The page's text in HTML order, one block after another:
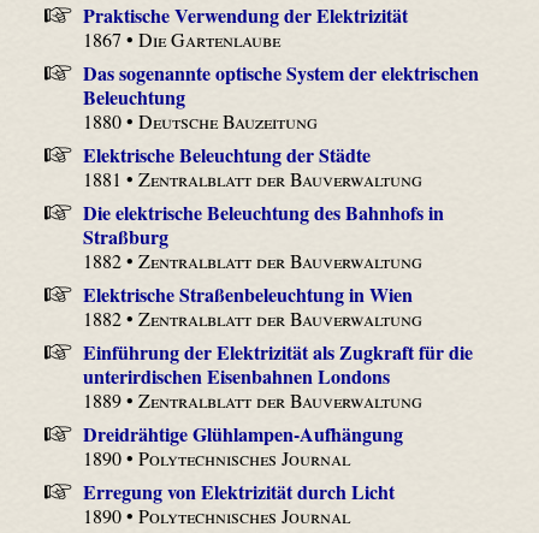
Praktische Verwendung der Elektrizität
1867 •Die Gartenlaube
Das sogenannte optische System der elektrischen
Beleuchtung
1880 •Deutsche Bauzeitung
Elektrische Beleuchtung der Städte
1881 •Zentralblatt der Bauverwaltung
Die elektrische Beleuchtung des Bahnhofs in
Straßburg
1882 •Zentralblatt der Bauverwaltung
Elektrische Straßenbeleuchtung in Wien
1882 •Zentralblatt der Bauverwaltung
Einführung der Elektrizität als Zugkraft für die
unterirdischen Eisenbahnen Londons
1889 •Zentralblatt der Bauverwaltung
Dreidrähtige Glühlampen-Aufhängung
1890 •Polytechnisches Journal
Erregung von Elektrizität durch Licht
1890 •Polytechnisches Journal